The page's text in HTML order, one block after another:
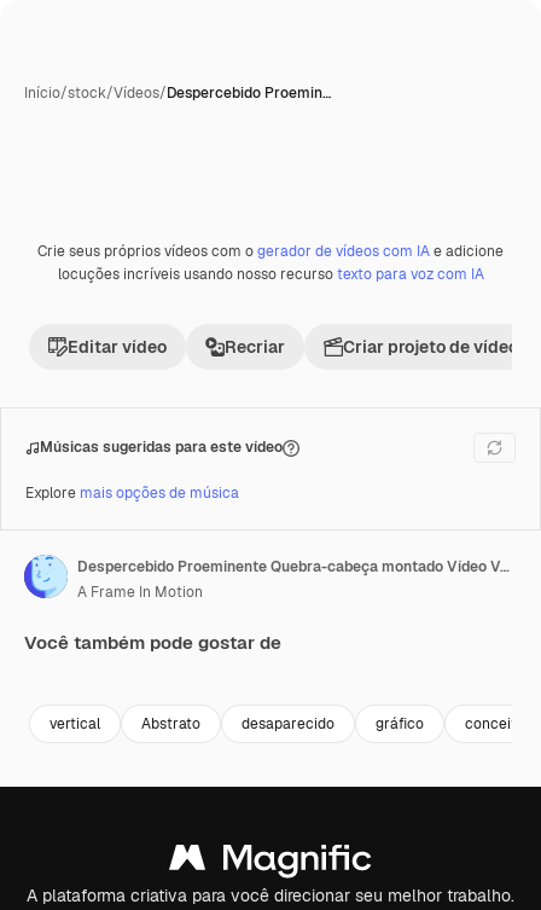
Início/stock/Vídeos/Despercebido Proemin…
Premium
Crie seus próprios vídeos com ogerador de vídeos com IAe adicione
locuções incríveis usando nosso recursotexto para voz com IA
Editar vídeo Recriar Criar projeto de vídeo
Músicas sugeridas para este vídeo
Explore mais opções de música
Despercebido Proeminente Quebra-cabeça montado Vídeo Vertical
A Frame In Motion
Você também pode gostar de
vertical Abstrato desaparecido gráfico conceito
A plataforma criativa para você direcionar seu melhor trabalho.